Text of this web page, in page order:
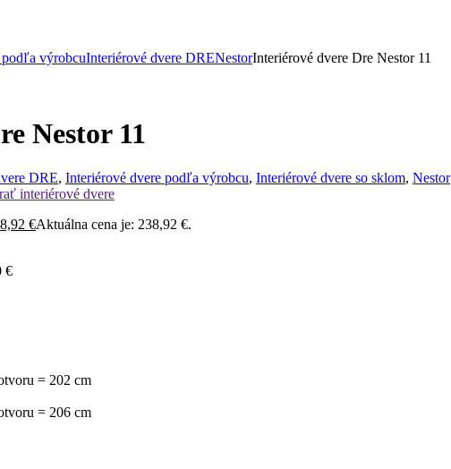
výrobcuInteriérové dvere DRENestorInteriérové dvere Dre Nestor 11
Nestor 11
DRE, Interiérové dvere podľa výrobcu, Interiérové dvere so sklom, Nestor
interiérové dvere
€Aktuálna cena je: 238,92 €.
€
= 202 cm
= 206 cm